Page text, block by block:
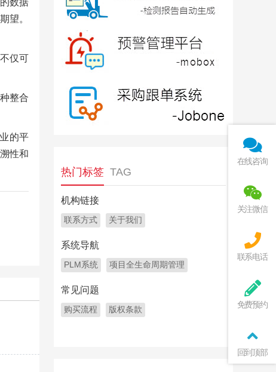
数据
望。
仅可
整合
的平
性和
热门标签 TAG
机构链接
联系方式 关于我们
系统导航
PLM系统 项目全生命周期管理
常见问题
购买流程 版权条款
在线咨询
关注微信
联系电话
免费预约
回到顶部